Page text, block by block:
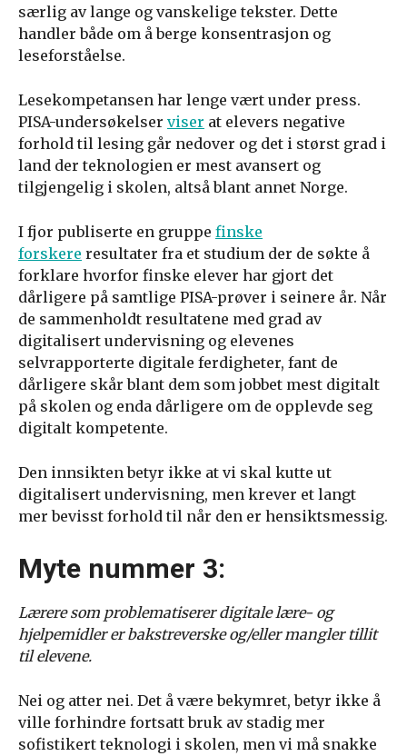
særlig av lange og vanskelige tekster. Dette
handler både om å berge konsentrasjon og
leseforståelse.
Lesekompetansen har lenge vært under press.
PISA-undersøkelser viser at elevers negative
forhold til lesing går nedover og det i størst grad i
land der teknologien er mest avansert og
tilgjengelig i skolen, altså blant annet Norge.
I fjor publiserte en gruppe finske
forskere resultater fra et studium der de søkte å
forklare hvorfor finske elever har gjort det
dårligere på samtlige PISA-prøver i seinere år. Når
de sammenholdt resultatene med grad av
digitalisert undervisning og elevenes
selvrapporterte digitale ferdigheter, fant de
dårligere skår blant dem som jobbet mest digitalt
på skolen og enda dårligere om de opplevde seg
digitalt kompetente.
Den innsikten betyr ikke at vi skal kutte ut
digitalisert undervisning, men krever et langt
mer bevisst forhold til når den er hensiktsmessig.
Myte nummer 3:
Lærere som problematiserer digitale lære- og
hjelpemidler er bakstreverske og/eller mangler tillit
til elevene.
Nei og atter nei. Det å være bekymret, betyr ikke å
ville forhindre fortsatt bruk av stadig mer
sofistikert teknologi i skolen, men vi må snakke